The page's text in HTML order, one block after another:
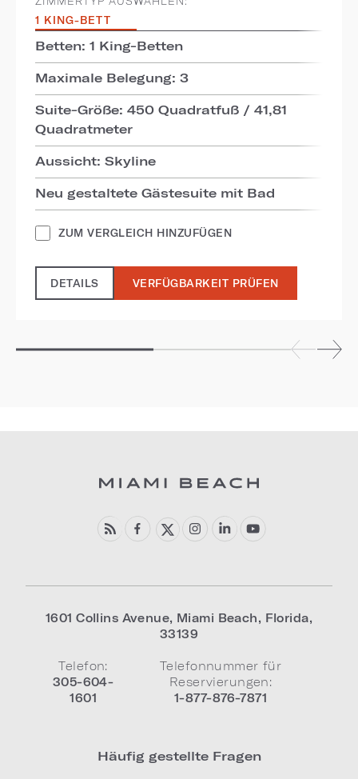
1 KING-BETT
Betten: 1 King-Betten
Maximale Belegung: 3
Suite-Größe: 450 Quadratfuß / 41,81
Quadratmeter
Aussicht: Skyline
Neu gestaltete Gästesuite mit Bad
ZUM VERGLEICH HINZUFÜGEN
DETAILS VERFÜGBARKEIT PRÜFEN
1601 Collins Avenue, Miami Beach, Florida,
33139
Telefon:
305-604-
1601
Telefonnummer für
Reservierungen:
1-877-876-7871
Häufig gestellte Fragen